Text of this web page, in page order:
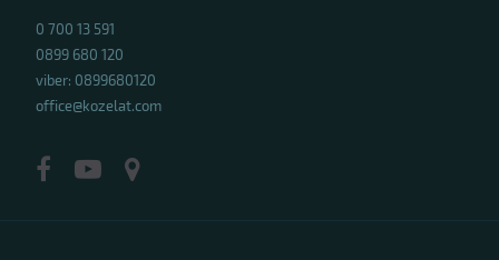
0 700 13 591
0899 680 120
viber: 0899680120
office@kozelat.com